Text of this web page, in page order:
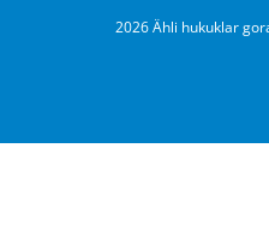
2026 Ähli hukuklar